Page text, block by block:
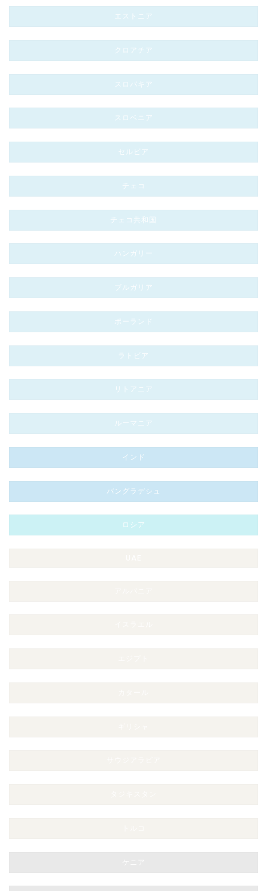
エストニア
クロアチア
スロバキア
スロベニア
セルビア
チェコ
チェコ共和国
ハンガリー
ブルガリア
ポーランド
ラトビア
リトアニア
ルーマニア
インド
バングラデシュ
ロシア